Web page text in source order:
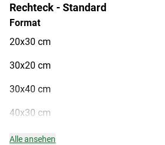
Rechteck - Standard
Format
20x30 cm
30x20 cm
30x40 cm
40x30 cm
Alle ansehen